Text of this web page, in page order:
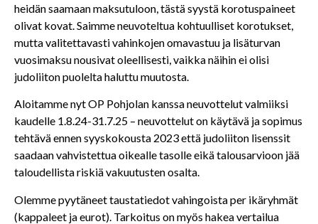
heidän saamaan maksutuloon, tästä syystä korotuspaineet
olivat kovat. Saimme neuvoteltua kohtuulliset korotukset,
mutta valitettavasti vahinkojen omavastuu ja lisäturvan
vuosimaksu nousivat oleellisesti, vaikka näihin ei olisi
judoliiton puolelta haluttu muutosta.
Aloitamme nyt OP Pohjolan kanssa neuvottelut valmiiksi
kaudelle 1.8.24-31.7.25 – neuvottelut on käytävä ja sopimus
tehtävä ennen syyskokousta 2023 että judoliiton lisenssit
saadaan vahvistettua oikealle tasolle eikä talousarvioon jää
taloudellista riskiä vakuutusten osalta.
Olemme pyytäneet taustatiedot vahingoista per ikäryhmät
(kappaleet ja eurot). Tarkoitus on myös hakea vertailua